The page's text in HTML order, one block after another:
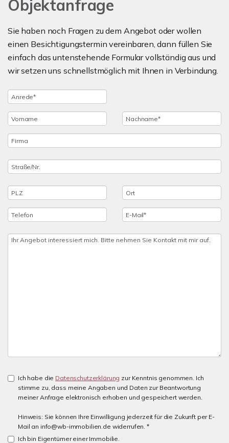
Objektanfrage
Sie haben noch Fragen zu dem Angebot oder wollen
einen Besichtigungstermin vereinbaren, dann füllen Sie
einfach das untenstehende Formular vollständig aus und
wir setzen uns schnellstmöglich mit Ihnen in Verbindung.
Ich habe die Datenschutzerklärung zur Kenntnis genommen. Ich
stimme zu, dass meine Angaben und Daten zur Beantwortung
meiner Anfrage elektronisch erhoben und gespeichert werden.
Hinweis: Sie können Ihre Einwilligung jederzeit für die Zukunft per E-
Mail an info@wb-immobilien.de widerrufen. *
Ich bin Eigentümer einer Immobilie.